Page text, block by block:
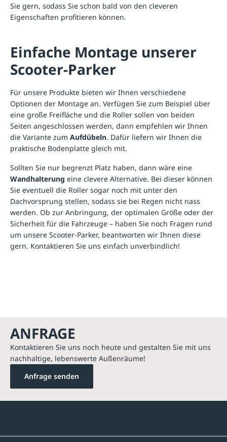
Sie gern, sodass Sie schon bald von den cleveren
Eigenschaften profitieren können.
Einfache Montage unserer
Scooter-Parker
Für unsere Produkte bieten wir Ihnen verschiedene
Optionen der Montage an. Verfügen Sie zum Beispiel über
eine große Freifläche und die Roller sollen von beiden
Seiten angeschlossen werden, dann empfehlen wir Ihnen
die Variante zum Aufdübeln. Dafür liefern wir Ihnen die
praktische Bodenplatte gleich mit.
Sollten Sie nur begrenzt Platz haben, dann wäre eine
Wandhalterung eine clevere Alternative. Bei dieser können
Sie eventuell die Roller sogar noch mit unter den
Dachvorsprung stellen, sodass sie bei Regen nicht nass
werden. Ob zur Anbringung, der optimalen Größe oder der
Sicherheit für die Fahrzeuge – haben Sie noch Fragen rund
um unsere Scooter-Parker, beantworten wir Ihnen diese
gern. Kontaktieren Sie uns einfach unverbindlich!
ANFRAGE
Kontaktieren Sie uns noch heute und gestalten Sie mit uns
nachhaltige, lebenswerte Außenräume!
Anfrage senden